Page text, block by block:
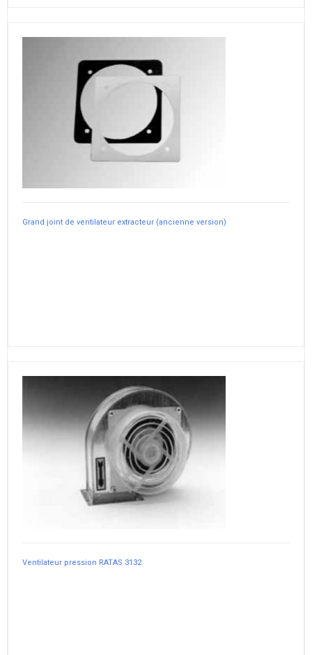
Grand joint de ventilateur extracteur (ancienne version)
Ventilateur pression RATAS 3132